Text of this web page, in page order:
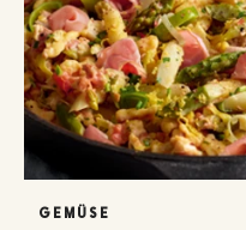
GEMÜSE